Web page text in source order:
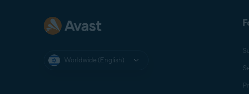
Worldwide (English)